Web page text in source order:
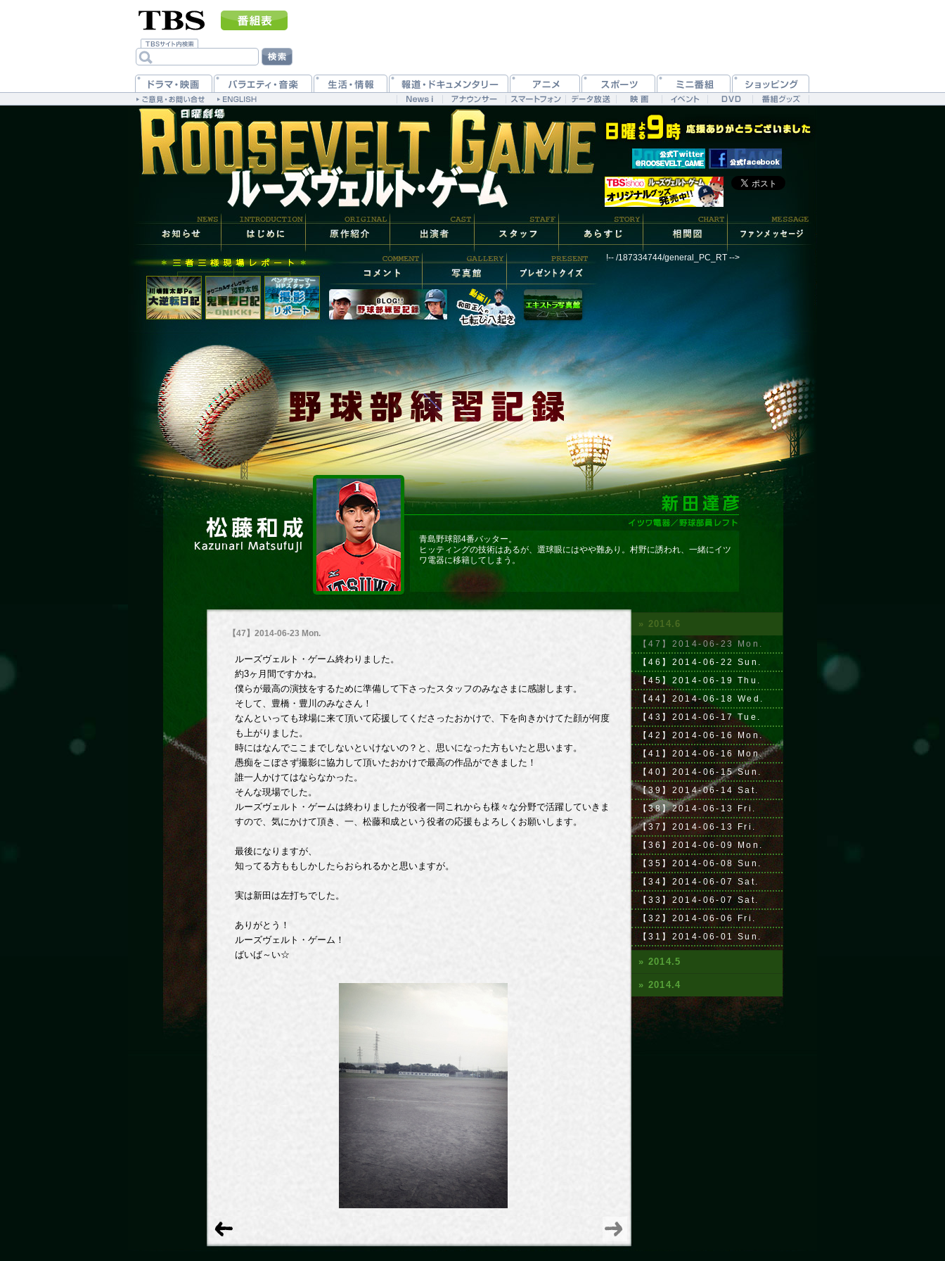
!-- /187334744/general_PC_RT -->
青島野球部4番バッター。
ヒッティングの技術はあるが、選球眼にはやや難あり。村野に誘われ、一緒にイツ
ワ電器に移籍してしまう。
【47】2014-06-23 Mon.
ルーズヴェルト・ゲーム終わりました。
約3ヶ月間ですかね。
僕らが最高の演技をするために準備して下さったスタッフのみなさまに感謝します。
そして、豊橋・豊川のみなさん！
なんといっても球場に来て頂いて応援してくださったおかけで、下を向きかけてた顔が何度
も上がりました。
時にはなんでここまでしないといけないの？と、思いになった方もいたと思います。
愚痴をこぼさず撮影に協力して頂いたおかけで最高の作品ができました！
誰一人かけてはならなかった。
そんな現場でした。
ルーズヴェルト・ゲームは終わりましたが役者一同これからも様々な分野で活躍していきま
すので、気にかけて頂き、一、松藤和成という役者の応援もよろしくお願いします。
最後になりますが、
知ってる方ももしかしたらおられるかと思いますが。
実は新田は左打ちでした。
ありがとう！
ルーズヴェルト・ゲーム！
ばいば～い☆
» 2014.6
【47】2014-06-23 Mon.
【46】2014-06-22 Sun.
【45】2014-06-19 Thu.
【44】2014-06-18 Wed.
【43】2014-06-17 Tue.
【42】2014-06-16 Mon.
【41】2014-06-16 Mon.
【40】2014-06-15 Sun.
【39】2014-06-14 Sat.
【38】2014-06-13 Fri.
【37】2014-06-13 Fri.
【36】2014-06-09 Mon.
【35】2014-06-08 Sun.
【34】2014-06-07 Sat.
【33】2014-06-07 Sat.
【32】2014-06-06 Fri.
【31】2014-06-01 Sun.
» 2014.5
» 2014.4